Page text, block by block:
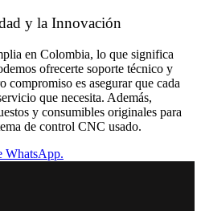
y la Innovación
en Colombia, lo que significa
ofrecerte soporte técnico y
compromiso es asegurar que cada
que necesita. Además,
y consumibles originales para
de control CNC usado.
WhatsApp.